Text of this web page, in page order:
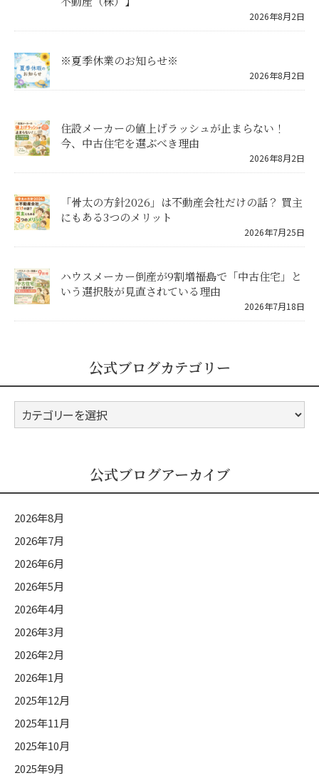
2026年8月2日
※夏季休業のお知らせ※
2026年8月2日
住設メーカーの値上げラッシュが止まらない！
今、中古住宅を選ぶべき理由
2026年8月2日
「骨太の方針2026」は不動産会社だけの話？ 買主
にもある3つのメリット
2026年7月25日
ハウスメーカー倒産が9割増――福島で「中古住宅」と
いう選択肢が見直されている理由
2026年7月18日
公式ブログカテゴリー
公
式
テ
ゴ
リ
ー
公式ブログアーカイブ
2026年8月
2026年7月
2026年6月
2026年5月
2026年4月
2026年3月
2026年2月
2026年1月
2025年12月
2025年11月
2025年10月
2025年9月